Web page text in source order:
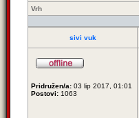
Vrh
sivi vuk
Pridružen/a: 03 lip 2017, 01:01
Postovi: 1063